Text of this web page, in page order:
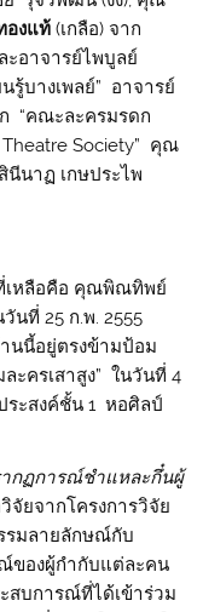
องแท้(เกลือ) จาก
อาจารย์ไพบูลย์
รู้บางเพลย์” อาจารย์
“คณะละครมรดก
Society” คุณ
นาฏ เกษประไพ
เหลือคือ คุณพิณทิพย์
นที่ 25 ก.พ. 2555
านนี้อยู่ตรงข้ามป้อม
ะครเสาสูง” ในวันที่ 4
ประสงค์ชั้น 1 หอศิลป์
ากฏการณ์ชำแหละกึ๋นผู้
ยจากโครงการวิจัย
รมลายลักษณ์กับ
ของผู้กำกับแต่ละคน
สบการณ์ที่ได้เข้าร่วม